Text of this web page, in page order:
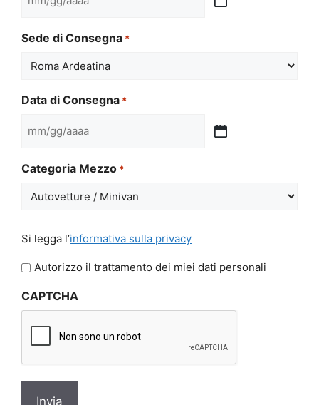
MM
GG
slash
Sede di Consegna *
Data di Consegna *
MM
GG
slash
Categoria Mezzo *
legga
l'informativa
privacy
Si legga l’informativa sulla privacy
Autorizzo il trattamento dei miei dati personali
CAPTCHA